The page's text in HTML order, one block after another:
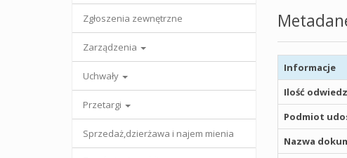
Zgłoszenia zewnętrzne
Zarządzenia
Uchwały
Przetargi
Sprzedaż,dzierżawa i najem mienia
Informacje
Ilość
Podmiot
Nazwa